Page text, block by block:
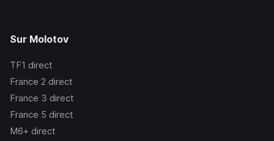
Sur Molotov
TF1 direct
France 2 direct
France 3 direct
France 5 direct
M6+ direct